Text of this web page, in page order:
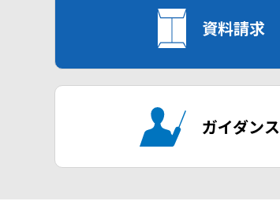
資料請求
ガイダンス